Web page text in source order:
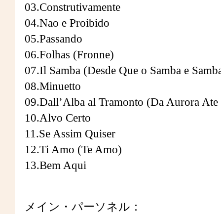
03.Construtivamente
04.Nao e Proibido
05.Passando
06.Folhas (Fronne)
07.Il Samba (Desde Que o Samba e
08.Minuetto
09.Dall’Alba al Tramonto (Da Aurora
10.Alvo Certo
11.Se Assim Quiser
12.Ti Amo (Te Amo)
13.Bem Aqui
メイン・パーソネル：